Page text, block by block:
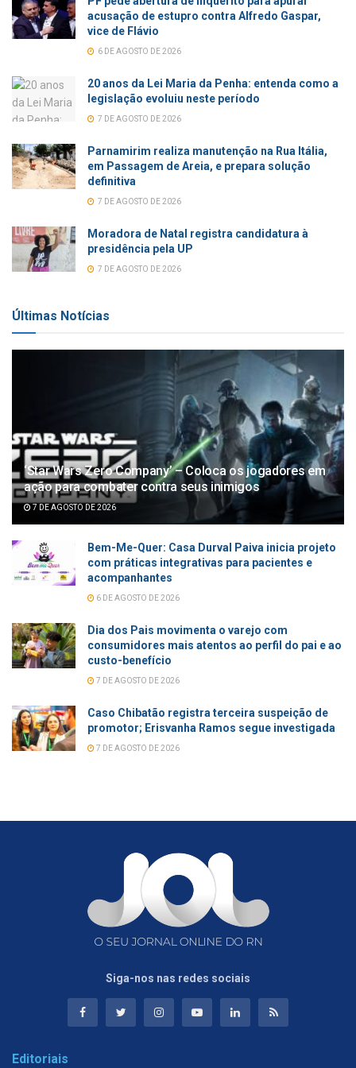
acusação de estupro contra Alfredo Gaspar,
vice de Flávio
6 DE AGOSTO DE 2026
20 anos da Lei Maria da Penha: entenda como a
legislação evoluiu neste período
7 DE AGOSTO DE 2026
Parnamirim realiza manutenção na Rua Itália,
em Passagem de Areia, e prepara solução
definitiva
7 DE AGOSTO DE 2026
Moradora de Natal registra candidatura à
presidência pela UP
7 DE AGOSTO DE 2026
Últimas Notícias
‘Star Wars Zero Company’ – Coloca os jogadores em
ação para combater contra seus inimigos
7 DE AGOSTO DE 2026
Bem-Me-Quer: Casa Durval Paiva inicia projeto
com práticas integrativas para pacientes e
acompanhantes
6 DE AGOSTO DE 2026
Dia dos Pais movimenta o varejo com
consumidores mais atentos ao perfil do pai e ao
custo-benefício
7 DE AGOSTO DE 2026
Caso Chibatão registra terceira suspeição de
promotor; Erisvanha Ramos segue investigada
7 DE AGOSTO DE 2026
Siga-nos nas redes sociais
Editoriais